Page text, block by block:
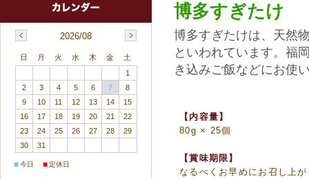
博多すぎたけ
博多すぎたけは、天然
といわれています。福
き込みご飯などにお使
【内容量】
80g × 25個
【賞味期限】
なるべくお早めにお召し上
2026/08
日 月 火 水 木 金
土
1
2
3 4 5 6 7
8
9
10 11 12 13 14
15
16
17 18 19 20 21
22
23
24 25 26 27 28
29
30
31
■今日 ■定休日